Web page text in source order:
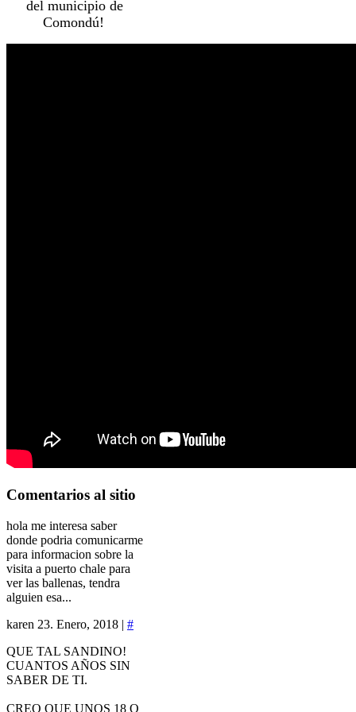
del municipio de
Comondú!
Comentarios al sitio
hola me interesa saber
donde podria comunicarme
para informacion sobre la
visita a puerto chale para
ver las ballenas, tendra
alguien esa...
karen 23. Enero, 2018 | #
QUE TAL SANDINO!
CUANTOS AÑOS SIN
SABER DE TI.
CREO QUE UNOS 18 O